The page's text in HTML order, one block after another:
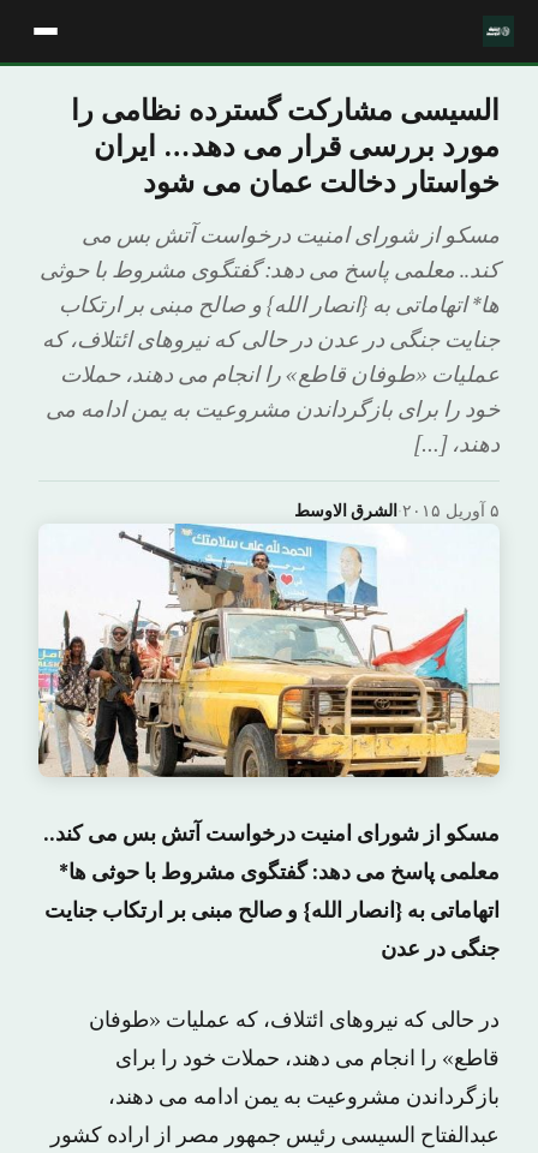
السیسی مشارکت گسترده نظامی را
مورد بررسی قرار می دهد… ایران
خواستار دخالت عمان می شود
مسکو از شورای امنیت درخواست آتش بس می
کند.. معلمی پاسخ می دهد: گفتگوی مشروط با حوثی
ها* اتهاماتی به {انصار الله} و صالح مبنی بر ارتکاب
جنایت جنگی در عدن در حالی که نیروهای ائتلاف، که
عملیات «طوفان قاطع» را انجام می دهند، حملات
خود را برای بازگرداندن مشروعیت به یمن ادامه می
دهند، […]
الشرق الاوسط· ۵ آوریل ۲۰۱۵
مسکو از شورای امنیت درخواست آتش بس می کند..
معلمی پاسخ می دهد: گفتگوی مشروط با حوثی ها*
اتهاماتی به {انصار الله} و صالح مبنی بر ارتکاب جنایت
جنگی در عدن
در حالی که نیروهای ائتلاف، که عملیات «طوفان
قاطع» را انجام می دهند، حملات خود را برای
بازگرداندن مشروعیت به یمن ادامه می دهند،
عبدالفتاح السیسی رئیس جمهور مصر از اراده کشور